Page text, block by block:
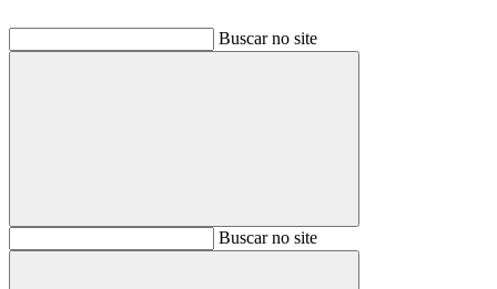
Buscar no site
BuscarBuscar no site